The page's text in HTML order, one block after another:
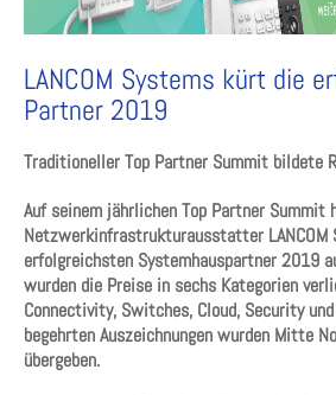
LANCOM Systems kürt die
Partner 2019
Traditioneller Top Partner Summit bildete
Auf seinem jährlichen Top Partner Summit
Netzwerkinfrastrukturausstatter LANCOM
erfolgreichsten Systemhauspartner 2019
wurden die Preise in sechs Kategorien
Connectivity, Switches, Cloud, Security
begehrten Auszeichnungen wurden Mitte
übergeben.